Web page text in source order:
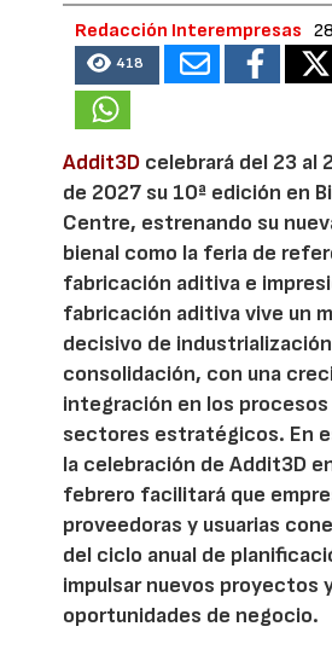
Redacción Interempresas
418
Addit3D celebrará del 23 al
de 2027 su 10ª edición en
Centre, estrenando su
bienal como la feria de
fabricación aditiva e
fabricación aditiva vive un
decisivo de
consolidación, con una
integración en los
sectores estratégicos. En
la celebración de Addit3D
febrero facilitará que
proveedoras y usuarias
del ciclo anual de
impulsar nuevos proyectos
oportunidades de negocio.